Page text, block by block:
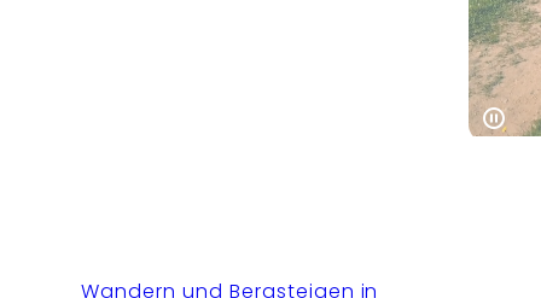
Wandern und Bergsteigen in